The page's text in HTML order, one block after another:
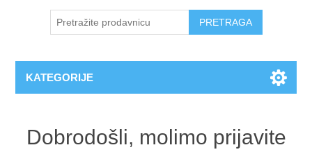
KATEGORIJE
Dobrodošli, molimo prijavite